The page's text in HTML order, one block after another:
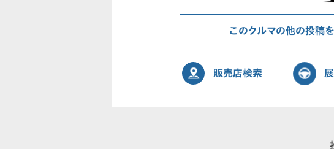
このクルマの他の投稿
販売店検索